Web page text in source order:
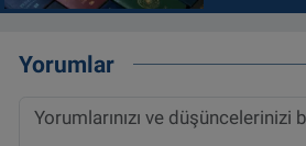
Yorumlar